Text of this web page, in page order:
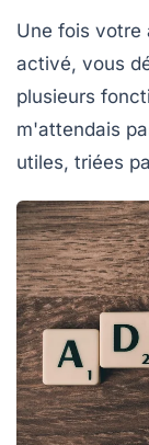
Une fois votre
activé, vous
plusieurs
m'attendais
utiles, triées